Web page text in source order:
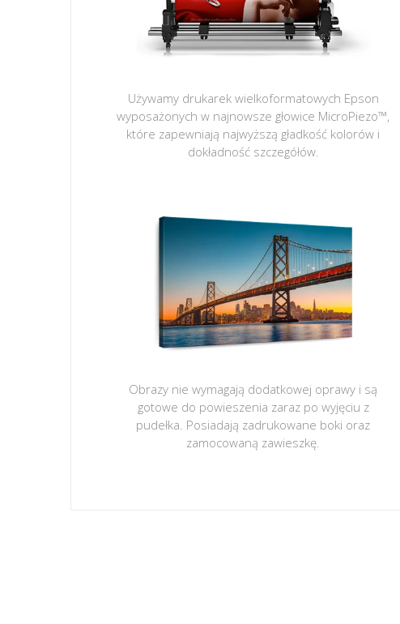
Używamy drukarek wielkoformatowych Epson
wyposażonych w najnowsze głowice MicroPiezo™,
które zapewniają najwyższą gładkość kolorów i
dokładność szczegółów.
Obrazy nie wymagają dodatkowej oprawy i są
gotowe do powieszenia zaraz po wyjęciu z
pudełka. Posiadają zadrukowane boki oraz
zamocowaną zawieszkę.